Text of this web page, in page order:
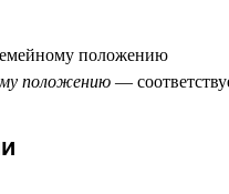
положению
положению —